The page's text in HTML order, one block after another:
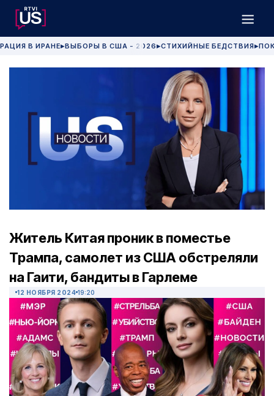
В ИРАНЕ▶ВЫБОРЫ В США - 2026 ▶СТИХИЙНЫЕ БЕДСТВИЯ▶
Житель Китая проник в поместье
Трампа, самолет из США обстреляли
на Гаити, бандиты в Гарлеме
12 НОЯБРЯ 2024 19:20